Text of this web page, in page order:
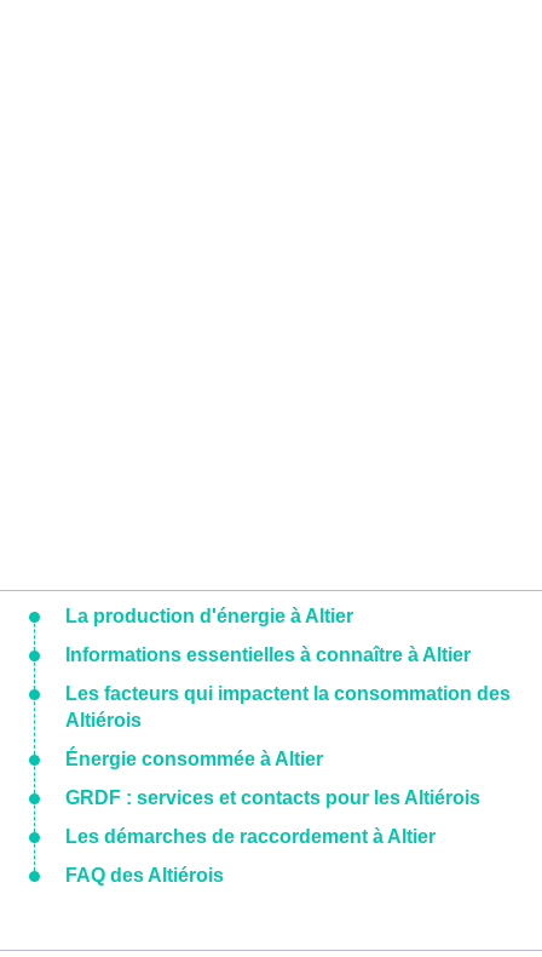
La production d'énergie à Altier
Informations essentielles à connaître à Altier
Les facteurs qui impactent la consommation des
Altiérois
Énergie consommée à Altier
GRDF : services et contacts pour les Altiérois
Les démarches de raccordement à Altier
FAQ des Altiérois